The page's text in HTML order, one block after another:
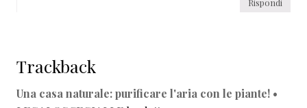
Rispondi
Trackback
Una casa naturale: purificare l'aria con le piante! •